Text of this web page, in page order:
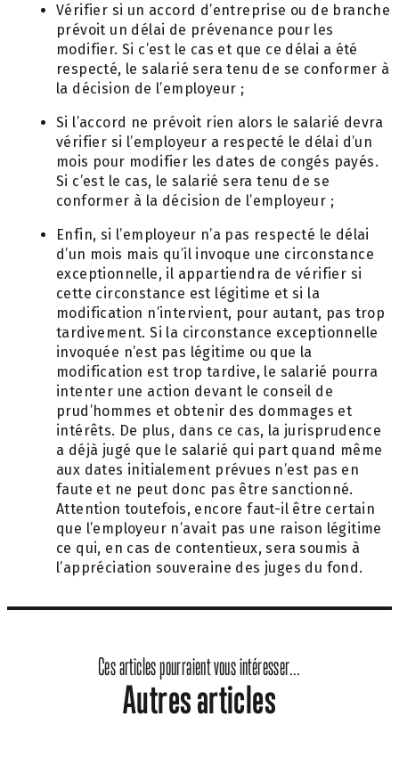
Vérifier si un accord d’entreprise ou de branche
prévoit un délai de prévenance pour les
modifier. Si c’est le cas et que ce délai a été
respecté, le salarié sera tenu de se conformer à
la décision de l’employeur ;
Si l’accord ne prévoit rien alors le salarié devra
vérifier si l’employeur a respecté le délai d’un
mois pour modifier les dates de congés payés.
Si c’est le cas, le salarié sera tenu de se
conformer à la décision de l’employeur ;
Enfin, si l’employeur n’a pas respecté le délai
d’un mois mais qu’il invoque une circonstance
exceptionnelle, il appartiendra de vérifier si
cette circonstance est légitime et si la
modification n’intervient, pour autant, pas trop
tardivement. Si la circonstance exceptionnelle
invoquée n’est pas légitime ou que la
modification est trop tardive, le salarié pourra
intenter une action devant le conseil de
prud’hommes et obtenir des dommages et
intérêts. De plus, dans ce cas, la jurisprudence
a déjà jugé que le salarié qui part quand même
aux dates initialement prévues n’est pas en
faute et ne peut donc pas être sanctionné.
Attention toutefois, encore faut-il être certain
que l’employeur n’avait pas une raison légitime
ce qui, en cas de contentieux, sera soumis à
l’appréciation souveraine des juges du fond.
Ces articles pourraient vous intéresser...
Autres articles